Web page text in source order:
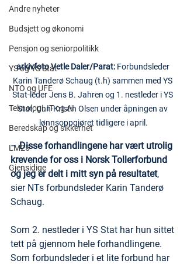
Andre nyheter
Budsjett og økonomi
Pensjon og seniorpolitikk
YS og YS Stat
NTO og UFE
Teknologi, IT og AI
Beredskap og sikkerhet
LM25
Gjensidige
arkivfoto Vetle Daler/Parat: Forbundsleder
Karin Tanderø Schaug (t.h) sammen med YS
Stat-leder Jens B. Jahren og 1. nestleder i YS
Stat, Unn-Kristin Olsen under åpningen av
lønnsoppgjøret tidligere i april.
– Disse forhandlingene har vært utrolig
krevende for oss i Norsk Tollerforbund
og jeg er delt i mitt syn på resultatet,
sier NTs forbundsleder Karin Tanderø
Schaug.
Som 2. nestleder i YS Stat har hun sittet
tett på gjennom hele forhandlingene.
Som forbundsleder i et lite forbund har